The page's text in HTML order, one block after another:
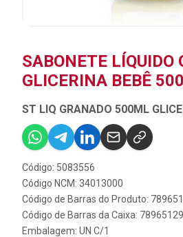
SABONETE LÍQUIDO
GLICERINA BEBÊ
ST LIQ GRANADO 500ML
Código: 5083556
Código NCM: 34013000
Código de Barras do Produto:
Código de Barras da Caixa:
Embalagem: UN C/1